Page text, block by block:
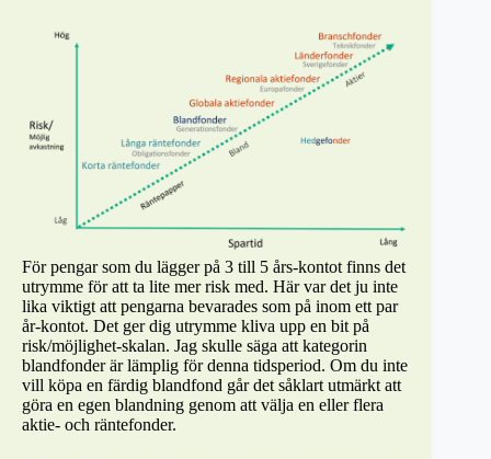
För pengar som du lägger på 3 till 5 års-kontot finns det
utrymme för att ta lite mer risk med. Här var det ju inte
lika viktigt att pengarna bevarades som på inom ett par
år-kontot. Det ger dig utrymme kliva upp en bit på
risk/möjlighet-skalan. Jag skulle säga att kategorin
blandfonder är lämplig för denna tidsperiod. Om du inte
vill köpa en färdig blandfond går det såklart utmärkt att
göra en egen blandning genom att välja en eller flera
aktie- och räntefonder.